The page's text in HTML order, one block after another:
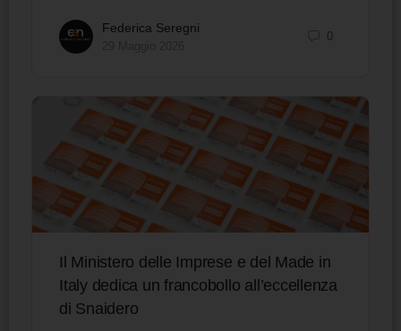
Federica Seregni
0
Il Ministero delle Imprese e del Made in
Italy dedica un francobollo all’eccellenza
di Snaidero